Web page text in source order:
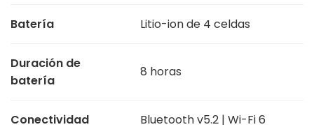
Batería Litio-ion de 4 celdas
Duración de
batería
8 horas
Conectividad Bluetooth v5.2 | Wi-Fi 6